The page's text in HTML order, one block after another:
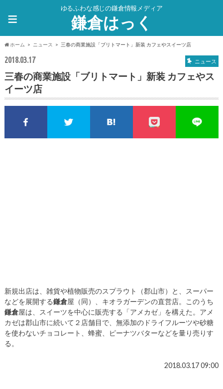
ゆるふわな感じの鎌倉情報メディア
鎌倉はっく
≡
ホーム ニュース 三春の商業施設「ブリトマート」新装 カフェやスイーツ店
2018.03.17 ニュース
三春の商業施設「ブリトマート」新装 カフェやス
イーツ店
FacebookでシェアTwitterでシェアこのエントリーをはて
pocket
新規出店は、雑貨や植物販売のスプラウト（郡山市）と、スーパー
などを展開する鎌倉屋（同）、キオラガーデンの直営店。このうち
鎌倉屋は、スイーツを中心に販売する「アメカゼ」を構えた。アメ
カゼは郡山市に続いて２店舗目で、無添加のドライフルーツや砂糖
を使わないチョコレート、蜂蜜、ピーナツバターなどを量り売りす
る。
2018.03.17 09:00